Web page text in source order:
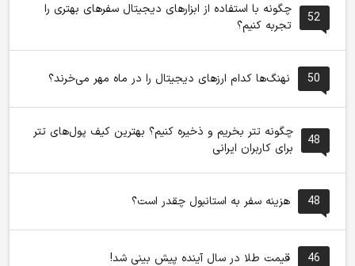
52
چگونه با استفاده از ابزارهای دیجیتال سفرهای بهتری را
تجربه کنیم؟
50 نهنگ‌ها کدام ارزهای دیجیتال را در ماه مهر می‌خرند؟
48
چگونه تتر بخریم و ذخیره کنیم؟ بهترین کیف پول‌های تتر
برای کاربران ایرانی
48 هزینه سفر به استانبول چقدر است؟
46 قیمت طلا در سال آینده پیش بینی شد!